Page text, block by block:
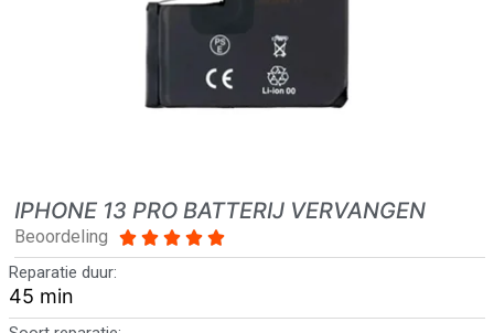
IPHONE 13 PRO BATTERIJ VERVANGEN
Beoordeling     
Reparatie duur:
45 min